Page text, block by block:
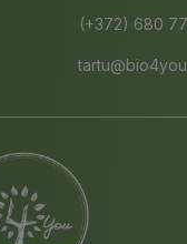
(+372) 680